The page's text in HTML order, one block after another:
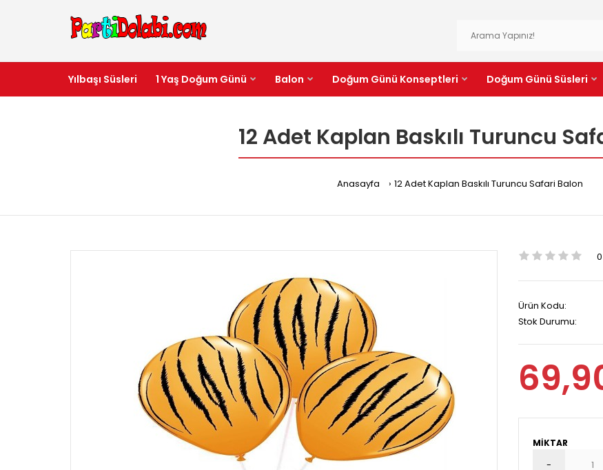
Yılbaşı Süsleri 1 Yaş Doğum Günü Balon Doğum Günü Konseptleri Doğum Günü Süsleri
12 Adet Kaplan Baskılı Turuncu
Anasayfa 12 Adet Kaplan Baskılı Turuncu Safari Balon
Ürün Kodu:
Stok Durumu:
MIKTAR